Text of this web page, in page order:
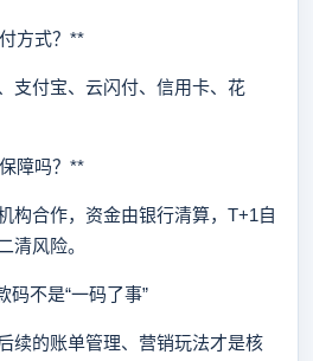
方式？**
付宝、云闪付、信用卡、花
障吗？**
合作，资金由银行清算，T+1自
清风险。
不是“一码了事”
的账单管理、营销玩法才是核